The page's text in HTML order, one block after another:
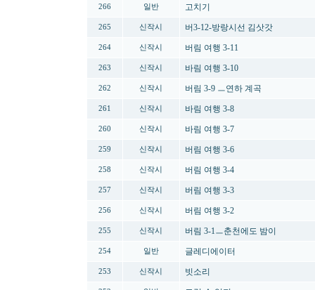
266 일반 고치기
265 신작시 버3-12-방랑시선 김삿갓
264 신작시 버림 여행 3-11
263 신작시 바림 여행 3-10
262 신작시 버림 3-9 ㅡ연하 계곡
261 신작시 바림 여행 3-8
260 신작시 바림 여행 3-7
259 신작시 버림 여행 3-6
258 신작시 버림 여행 3-4
257 신작시 버림 여행 3-3
256 신작시 버림 여행 3-2
255 신작시 버림 3-1ㅡ춘천에도 밤이
254 일반 글레디에이터
253 신작시 빗소리